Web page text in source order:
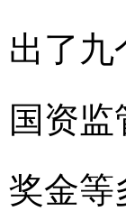
出了九
国资
奖金等